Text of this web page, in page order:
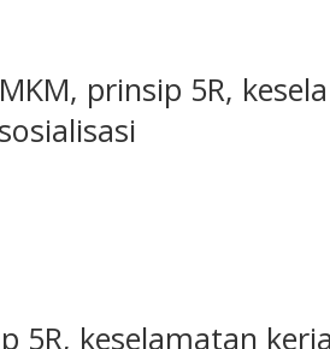
prinsip 5R,
5R, keselamatan